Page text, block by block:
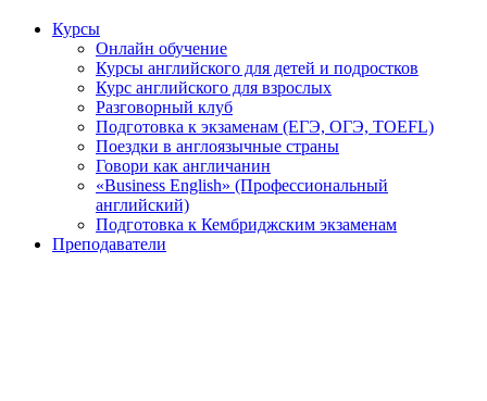
Курсы
Онлайн обучение
Курсы английского для детей и подростков
Курс английского для взрослых
Разговорный клуб
Подготовка к экзаменам (ЕГЭ, ОГЭ, TOEFL)
Поездки в англоязычные страны
Говори как англичанин
«Business English» (Профессиональный
английский)
Подготовка к Кембриджским экзаменам
Преподаватели